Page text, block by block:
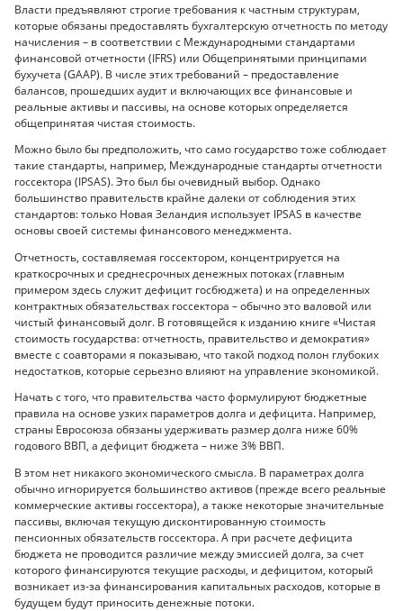
Власти предъявляют строгие требования к частным структурам,
которые обязаны предоставлять бухгалтерскую отчетность по методу
начисления – в соответствии с Международными стандартами
финансовой отчетности (IFRS) или Общепринятыми принципами
бухучета (GAAP). В числе этих требований – предоставление
балансов, прошедших аудит и включающих все финансовые и
реальные активы и пассивы, на основе которых определяется
общепринятая чистая стоимость.
Можно было бы предположить, что само государство тоже соблюдает
такие стандарты, например, Международные стандарты отчетности
госсектора (IPSAS). Это был бы очевидный выбор. Однако
большинство правительств крайне далеки от соблюдения этих
стандартов: только Новая Зеландия использует IPSAS в качестве
основы своей системы финансового менеджмента.
Отчетность, составляемая госсектором, концентрируется на
краткосрочных и среднесрочных денежных потоках (главным
примером здесь служит дефицит госбюджета) и на определенных
контрактных обязательствах госсектора – обычно это валовой или
чистый финансовый долг. В готовящейся к изданию книге «Чистая
стоимость государства: отчетность, правительство и демократия»
вместе с соавторами я показываю, что такой подход полон глубоких
недостатков, которые серьезно влияют на управление экономикой.
Начать с того, что правительства часто формулируют бюджетные
правила на основе узких параметров долга и дефицита. Например,
страны Евросоюза обязаны удерживать размер долга ниже 60%
годового ВВП, а дефицит бюджета – ниже 3% ВВП.
В этом нет никакого экономического смысла. В параметрах долга
обычно игнорируется большинство активов (прежде всего реальные
коммерческие активы госсектора), а также некоторые значительные
пассивы, включая текущую дисконтированную стоимость
пенсионных обязательств госсектора. А при расчете дефицита
бюджета не проводится различие между эмиссией долга, за счет
которого финансируются текущие расходы, и дефицитом, который
возникает из-за финансирования капитальных расходов, которые в
будущем будут приносить денежные потоки.